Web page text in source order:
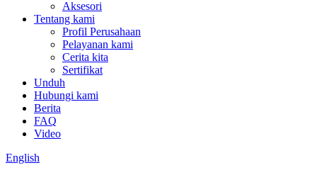
Aksesori
Tentang kami
Profil Perusahaan
Pelayanan kami
Cerita kita
Sertifikat
Unduh
Hubungi kami
Berita
FAQ
Video
English